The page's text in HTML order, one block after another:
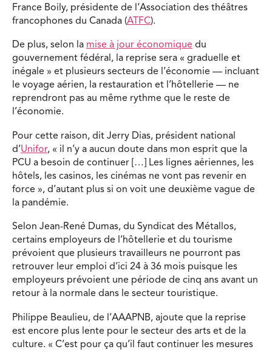
France Boily, présidente de l’Association des théâtres
francophones du Canada (ATFC).
De plus, selon la mise à jour économique du
gouvernement fédéral, la reprise sera « graduelle et
inégale » et plusieurs secteurs de l’économie — incluant
le voyage aérien, la restauration et l’hôtellerie — ne
reprendront pas au même rythme que le reste de
l’économie.
Pour cette raison, dit Jerry Dias, président national
d’Unifor, « il n’y a aucun doute dans mon esprit que la
PCU a besoin de continuer […] Les lignes aériennes, les
hôtels, les casinos, les cinémas ne vont pas revenir en
force », d’autant plus si on voit une deuxième vague de
la pandémie.
Selon Jean-René Dumas, du Syndicat des Métallos,
certains employeurs de l’hôtellerie et du tourisme
prévoient que plusieurs travailleurs ne pourront pas
retrouver leur emploi d’ici 24 à 36 mois puisque les
employeurs prévoient une période de cinq ans avant un
retour à la normale dans le secteur touristique.
Philippe Beaulieu, de l’AAAPNB, ajoute que la reprise
est encore plus lente pour le secteur des arts et de la
culture. « C’est pour ça qu’il faut continuer les mesures